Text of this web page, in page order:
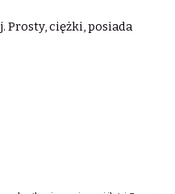
Prosty, ciężki, posiada